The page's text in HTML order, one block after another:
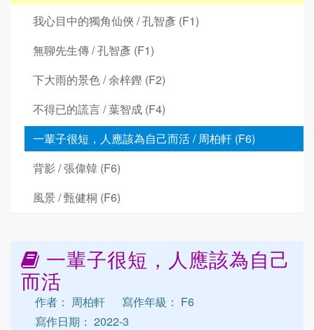
我心目中的獨角仙俠 / 孔智彥 (F1)
無聊先生傳 / 孔智彥 (F1)
下大雨的景色 / 余梓鏗 (F2)
不得已的謊言 / 葉智成 (F4)
一輩子很短，人應該為自己而活 / 周柏軒 (F6)
背影 / 張偉韓 (F6)
風景 / 甄健桐 (F6)
一輩子很短，人應該為自己
而活
作者： 周柏軒
寫作年級： F6
寫作日期： 2022-3